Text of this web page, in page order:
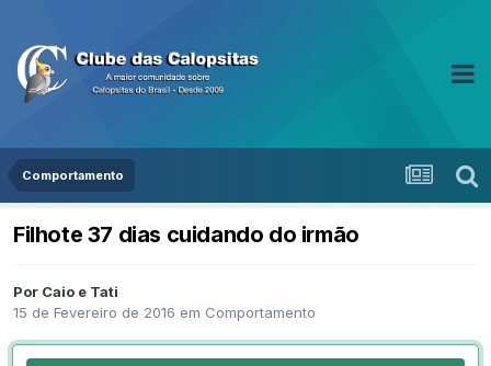
Comportamento
Filhote 37 dias cuidando do irmão
Por Caio e Tati
15 de Fevereiro de 2016 em Comportamento